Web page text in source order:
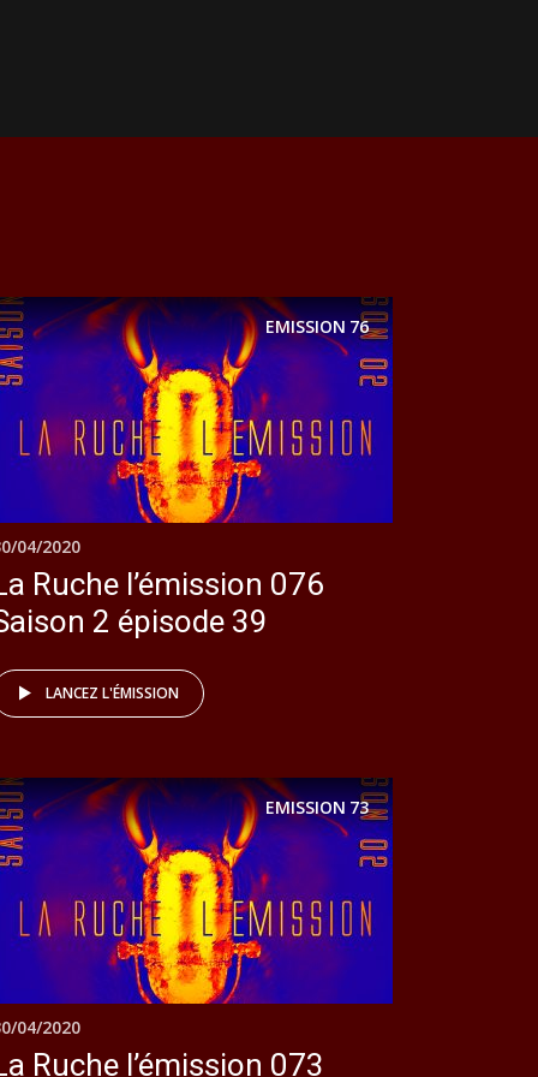
EMISSION76
04/2020
Ruche l’émission 076
2 épisode 39
LANCEZ L'ÉMISSION
EMISSION73
04/2020
Ruche l’émission 073